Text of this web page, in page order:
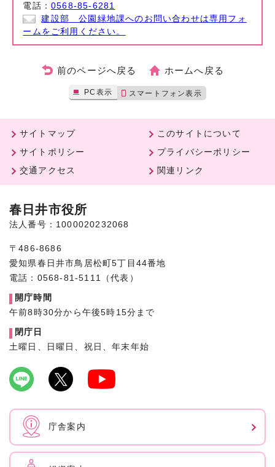
電話：0568-85-6281
建設部 公園緑地課へのお問い合わせは専用フォ
ームをご利用ください。
前のページへ戻る ホームへ戻る
PC表示 スマートフォン表示
サイトマップ
このサイトについて
サイトポリシー
プライバシーポリシー
交通アクセス
関連リンク
春日井市役所
法人番号：1000020232068
〒486-8686
愛知県春日井市鳥居松町5丁目44番地
電話：0568-81-5111（代表）
開庁時間
午前8時30分から午後5時15分まで
閉庁日
土曜日、日曜日、祝日、年末年始
庁舎案内